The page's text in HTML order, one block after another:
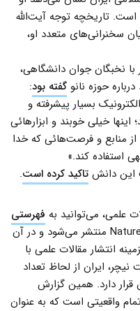
تاریخچه توجه آیت‌الله
سخنرانی‌های متعدد او،
در سال ۱۳۸۷ در دیدار با نخبگان جوان دانشگاهی،
حوزه نانو گفته بود:
بسیار پیشرفته و
اینها خیلی خوبند و ابزارهائی
از منابع و فرصت‌هائی که خدا
استفاده کند.»
این دانش تاکید کرده است.
علمی، می‌توانید به فهرستی
مراجعه کنید که هر سال از سوی مجله Nature منتشر می‌شود و در آن
انتشار مقالات علمی با
ایران از لحاظ تعداد
بااهمیت، در رده ۳۳ جهان قرار دارد. همین گزارش
واقعیتی است که به عنوان